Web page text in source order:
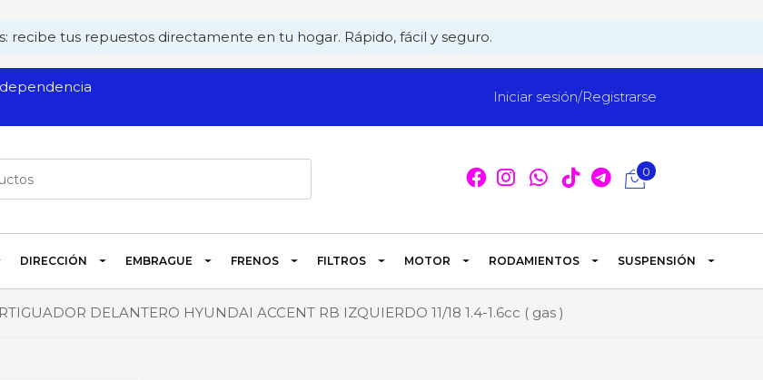
recibe tus repuestos directamente en tu hogar. Rápido, fácil y seguro.
Iniciar sesión/Registrarse
0
DIRECCIÓN EMBRAGUE FRENOS FILTROS MOTOR RODAMIENTOS SUSPENSIÓN
DELANTERO HYUNDAI ACCENT RB IZQUIERDO 11/18 1.4-1.6cc ( gas )